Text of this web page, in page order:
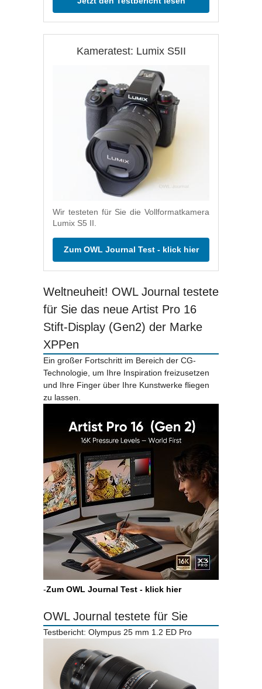
Kameratest: Lumix S5II
Wir testeten für Sie die Vollformatkamera
Lumix S5 II.
Zum OWL Journal Test - klick hier
Weltneuheit! OWL Journal testete
für Sie das neue Artist Pro 16
Stift-Display (Gen2) der Marke
XPPen
Ein großer Fortschritt im Bereich der CG-
Technologie, um Ihre Inspiration freizusetzen
und Ihre Finger über Ihre Kunstwerke fliegen
zu lassen.
-Zum OWL Journal Test - klick hier
OWL Journal testete für Sie
Testbericht: Olympus 25 mm 1.2 ED Pro